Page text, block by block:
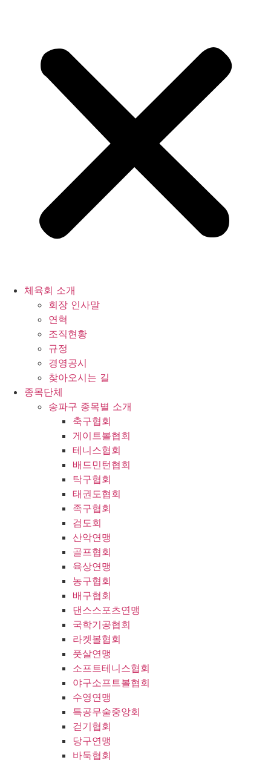
체육회 소개
회장 인사말
연혁
조직현황
규정
경영공시
찾아오시는 길
종목단체
송파구 종목별 소개
축구협회
게이트볼협회
테니스협회
배드민턴협회
탁구협회
태권도협회
족구협회
검도회
산악연맹
골프협회
육상연맹
농구협회
배구협회
댄스스포츠연맹
국학기공협회
라켓볼협회
풋살연맹
소프트테니스협회
야구소프트볼협회
수영연맹
특공무술중앙회
걷기협회
당구연맹
바둑협회